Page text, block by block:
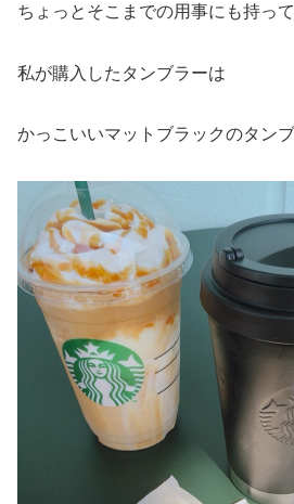
ちょっとそこまでの用事にも持っ
私が購入したタンブラーは
かっこいいマットブラックのタンブ